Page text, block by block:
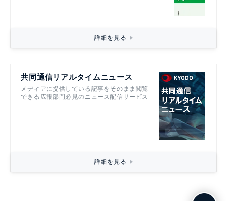
詳細を見る
共同通信リアルタイムニュース
メディアに提供している記事をそのまま閲覧
できる広報部門必見のニュース配信サービス
詳細を見る